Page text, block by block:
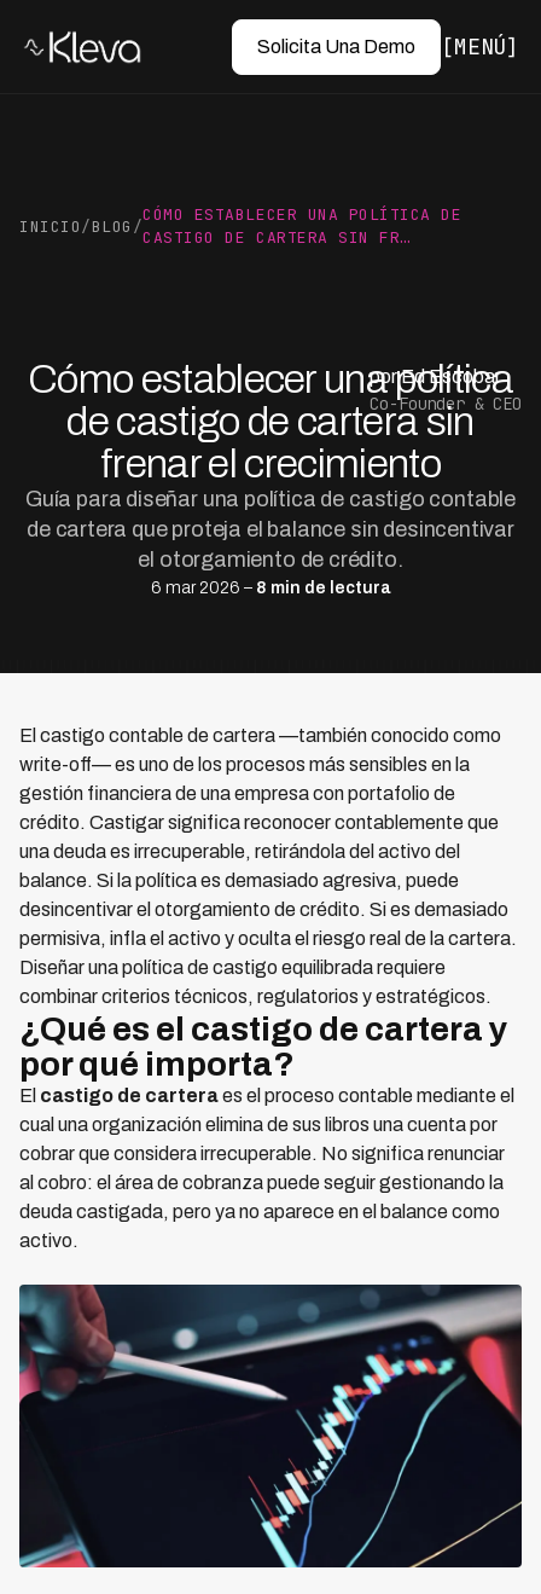
Solicita Una Demo MENÚ
INICIO/BLOG /
CÓMO ESTABLECER UNA POLÍTICA DE
CASTIGO DE CARTERA SIN FR…
Cómo establecer una política
de castigo de cartera sin
frenar el crecimiento
Guía para diseñar una política de castigo contable
de cartera que proteja el balance sin desincentivar
el otorgamiento de crédito.
6 mar 2026 – 8 min de lectura
por Ed Escobar
Co-Founder & CEO
El castigo contable de cartera —también conocido como
write-off— es uno de los procesos más sensibles en la
gestión financiera de una empresa con portafolio de
crédito. Castigar significa reconocer contablemente que
una deuda es irrecuperable, retirándola del activo del
balance. Si la política es demasiado agresiva, puede
desincentivar el otorgamiento de crédito. Si es demasiado
permisiva, infla el activo y oculta el riesgo real de la cartera.
Diseñar una política de castigo equilibrada requiere
combinar criterios técnicos, regulatorios y estratégicos.
¿Qué es el castigo de cartera y
por qué importa?
El castigo de carteraes el proceso contable mediante el
cual una organización elimina de sus libros una cuenta por
cobrar que considera irrecuperable. No significa renunciar
al cobro: el área de cobranza puede seguir gestionando la
deuda castigada, pero ya no aparece en el balance como
activo.